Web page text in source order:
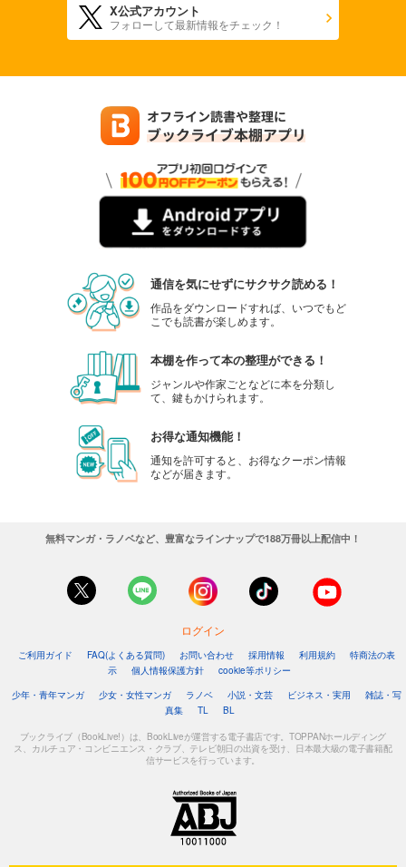
X公式アカウント
フォローして最新情報をチェック！
通信を気にせずにサクサク読める！
作品をダウンロードすれば、いつでもど
こでも読書が楽しめます。
本棚を作って本の整理ができる！
ジャンルや作家ごとなどに本を分類し
て、鍵もかけられます。
お得な通知機能！
通知を許可すると、お得なクーポン情報
などが届きます。
無料マンガ・ラノベなど、豊富なラインナップで188万冊以上配信中！
ログイン
ご利用ガイド FAQ(よくある質問) お問い合わせ 採用情報 利用規約
特商法の表
示
個人情報保護方針
cookie等ポリシー
少年・青年マンガ
少女・女性マンガ ラノベ 小説・文芸 ビジネス・実用
雑誌・写
真集
TL BL
ブックライブ（BookLive!）は、BookLiveが運営する電子書店です。TOPPANホールディング
ス、カルチュア・コンビニエンス・クラブ、テレビ朝日の出資を受け、日本最大級の電子書籍配
信サービスを行っています。